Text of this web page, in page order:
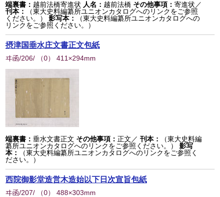
端裏書： 越前法橋寄進状 人名： 越前法橋 その他事項：寄進状／
刊本：
（東大史料編纂所ユニオンカタログへのリンクをご参照
ください。）
影写本：
（東大史料編纂所ユニオンカタログへの
リンクをご参照ください。）
摂津国垂水庄文書正文包紙
ヰ函/206/ （0） 411×294mm
端裏書：垂水文書正文 その他事項：正文／刊本：
（東大史料編
纂所ユニオンカタログへのリンクをご参照ください。）
影写
本：
（東大史料編纂所ユニオンカタログへのリンクをご参照く
ださい。）
西院御影堂造営木造始以下日次宣旨包紙
ヰ函/207/ （0） 488×303mm